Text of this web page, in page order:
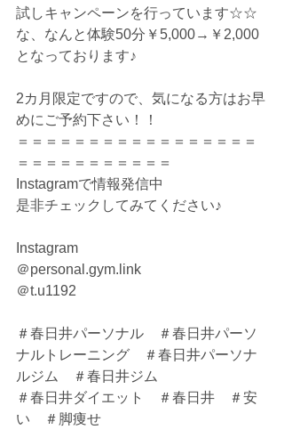
試しキャンペーンを行っています☆☆
な、なんと体験50分￥5,000→￥2,000
となっております♪
2カ月限定ですので、気になる方はお早
めにご予約下さい！！
＝＝＝＝＝＝＝＝＝＝＝＝＝＝＝＝＝
＝＝＝＝＝＝＝＝＝＝＝
Instagramで情報発信中
是非チェックしてみてください♪
Instagram
＠personal.gym.link
＠t.u1192
＃春日井パーソナル　＃春日井パーソ
ナルトレーニング　＃春日井パーソナ
ルジム　＃春日井ジム
＃春日井ダイエット　＃春日井　＃安
い　＃脚痩せ